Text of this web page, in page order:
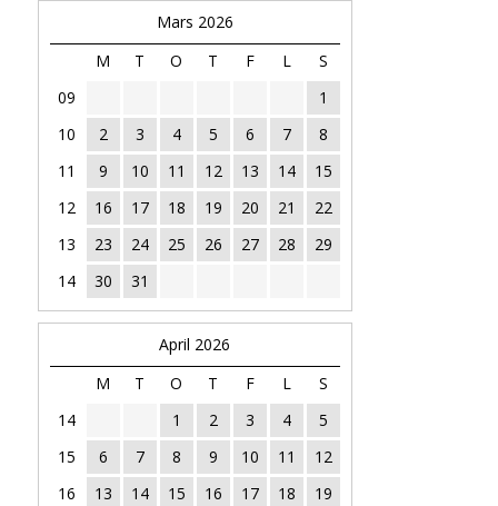
Mars 2026
M
T O T F L
S
09
1
10
2 3 4 5 6 7
8
11
9 10 11 12 13 14
15
12
16 17 18 19 20 21
22
13
23 24 25 26 27 28
29
14
30 31
April 2026
M
T O T F L
S
14
1 2 3 4
5
15
6 7 8 9 10 11
12
16
13 14 15 16 17 18
19